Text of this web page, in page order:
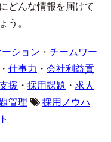
どんな情報を届けて
う。
ション ・ チームワー
・ 仕事力 ・ 会社利益貢
援 ・ 採用課題 ・ 求人
管理
採用ノウハ